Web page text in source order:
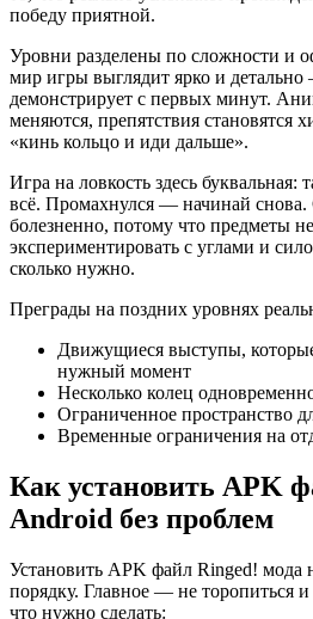
победу приятной.
Уровни разделены по сложности и
мир игры выглядит ярко и
демонстрирует с первых минут.
меняются, препятствия становятся
«кинь кольцо и иди дальше».
Игра на ловкость здесь буквальная:
всё. Промахнулся — начинай снова.
болезненно, потому что предметы
экспериментировать с углами и
сколько нужно.
Преграды на поздних уровнях
Движущиеся выступы,
нужный момент
Несколько колец
Ограниченное пространство
Временные ограничения на
Как установить APK
Android без проблем
Установить APK файл Ringed! мода
порядку. Главное — не торопиться
что нужно сделать: